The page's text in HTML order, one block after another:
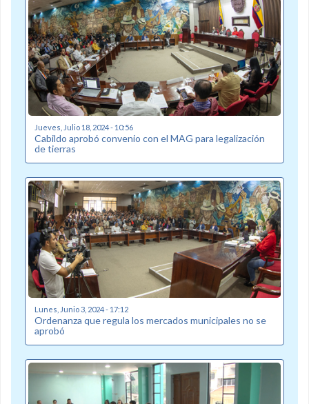
Jueves, Julio 18, 2024 - 10:56
Cabildo aprobó convenio con el MAG para legalización
de tierras
Lunes, Junio 3, 2024 - 17:12
Ordenanza que regula los mercados municipales no se
aprobó